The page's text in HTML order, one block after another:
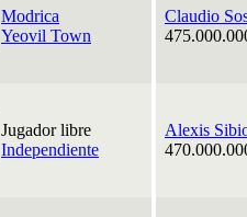
Modrica
Yeovil Town
Claudio
Jugador libre
Independiente
Alexis